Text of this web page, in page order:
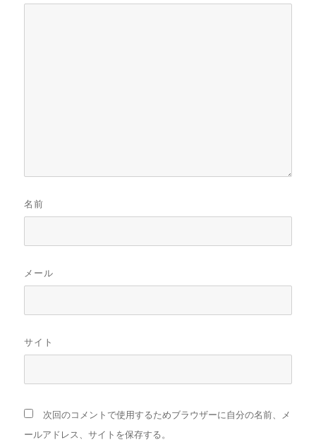
名前
メール
サイト
次回のコメントで使用するためブラウザーに自分の名前、メ
ールアドレス、サイトを保存する。